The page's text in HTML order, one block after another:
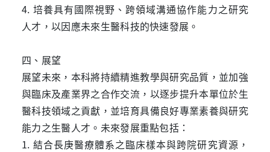
4. 培養具有國際視野、跨領域溝通協作能力之研究
人才，以因應未來生醫科技的快速發展。
四、展望
展望未來，本科將持續精進教學與研究品質，並加強
與臨床及產業界之合作交流，以逐步提升本單位於生
醫科技領域之貢獻，並培育具備良好專業素養與研究
能力之生醫人才。未來發展重點包括：
1. 結合長庚醫療體系之臨床樣本與跨院研究資源，